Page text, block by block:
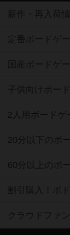
新作・再入荷
定番ボードゲ
国産ボードゲ
子供向けボー
2人用ボードゲ
20分以下のボ
60分以上のボ
割引購入！ボ
クラウドファ